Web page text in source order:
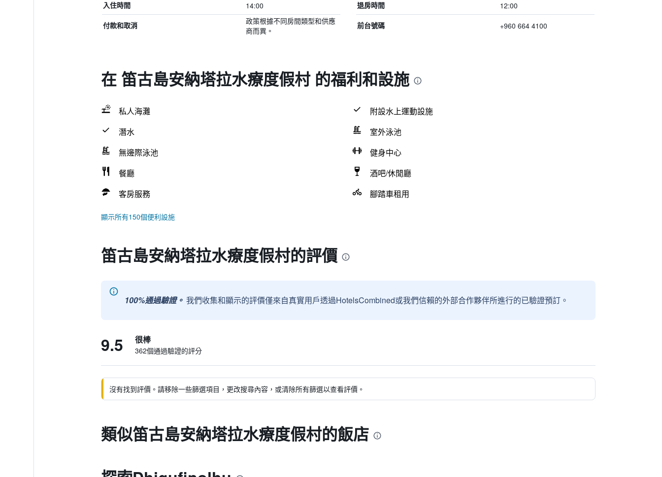
入住時間 14:00 退房時間 12:00
付款和取消
政策根據不同房間類型和供應
商而異。
前台號碼 +960 664 4100
在 笛古島安納塔拉水療度假村 的福利和設施
私人海灘
附設水上運動設施
潛水
室外泳池
無邊際泳池
健身中心
餐廳
酒吧/休閒廳
客房服務
腳踏車租用
顯示所有150個便利設施
笛古島安納塔拉水療度假村的評價
100%通過驗證。 我們收集和顯示的評價僅來自真實用戶透過HotelsCombined或我們信賴的外部合作夥伴所進行的已驗證預訂。
9.5 很棒
362個通過驗證的評分
沒有找到評價。請移除一些篩選項目，更改搜尋內容，或清除所有篩選以查看評價。
類似笛古島安納塔拉水療度假村的飯店